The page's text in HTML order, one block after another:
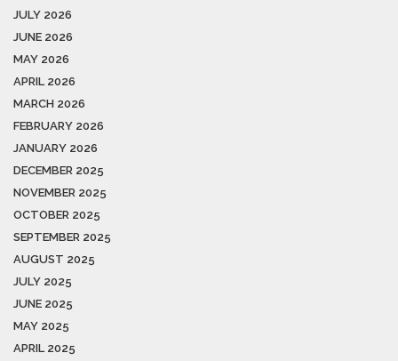
JULY 2026
JUNE 2026
MAY 2026
APRIL 2026
MARCH 2026
FEBRUARY 2026
JANUARY 2026
DECEMBER 2025
NOVEMBER 2025
OCTOBER 2025
SEPTEMBER 2025
AUGUST 2025
JULY 2025
JUNE 2025
MAY 2025
APRIL 2025